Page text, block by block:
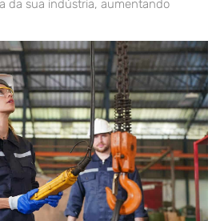
da sua indústria, aumentando